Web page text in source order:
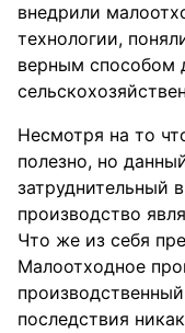
внедрили
технологии,
верным способом
Несмотря на то
полезно, но
затруднительный
производство
Что же из себя
Малоотходное
последствия